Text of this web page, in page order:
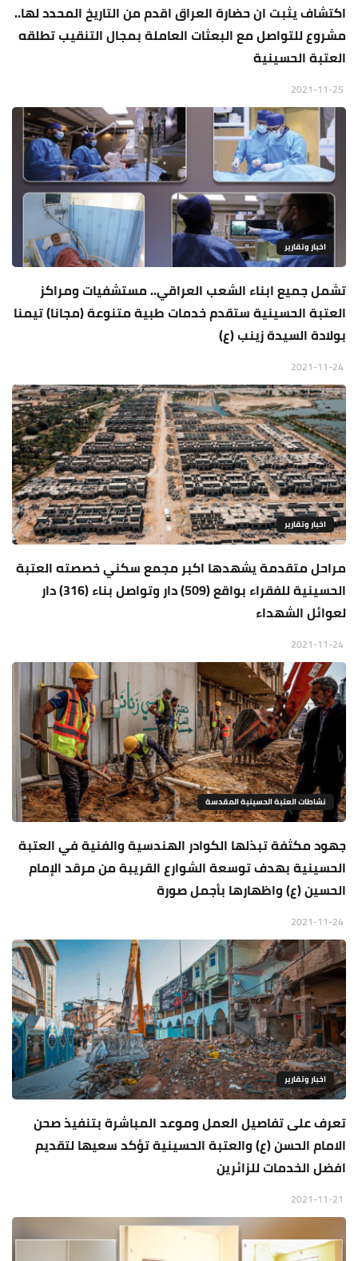
اكتشاف يثبت ان حضارة العراق اقدم من التاريخ المحدد لها..
مشروع للتواصل مع البعثات العاملة بمجال التنقيب تطلقه
العتبة الحسينية
اخبار وتقارير
تشمل جميع ابناء الشعب العراقي.. مستشفيات ومراكز
العتبة الحسينية ستقدم خدمات طبية متنوعة (مجانا) تيمنا
بولادة السيدة زينب (ع)
اخبار وتقارير
مراحل متقدمة يشهدها اكبر مجمع سكني خصصته العتبة
الحسينية للفقراء بواقع (509) دار وتواصل بناء (316) دار
لعوائل الشهداء
نشاطات العتبة الحسينية المقدسة
جهود مكثفة تبذلها الكوادر الهندسية والفنية في العتبة
الحسينية بهدف توسعة الشوارع القريبة من مرقد الإمام
الحسين (ع) واظهارها بأجمل صورة
اخبار وتقارير
تعرف على تفاصيل العمل وموعد المباشرة بتنفيذ صحن
الامام الحسن (ع) والعتبة الحسينية تؤكد سعيها لتقديم
افضل الخدمات للزائرين